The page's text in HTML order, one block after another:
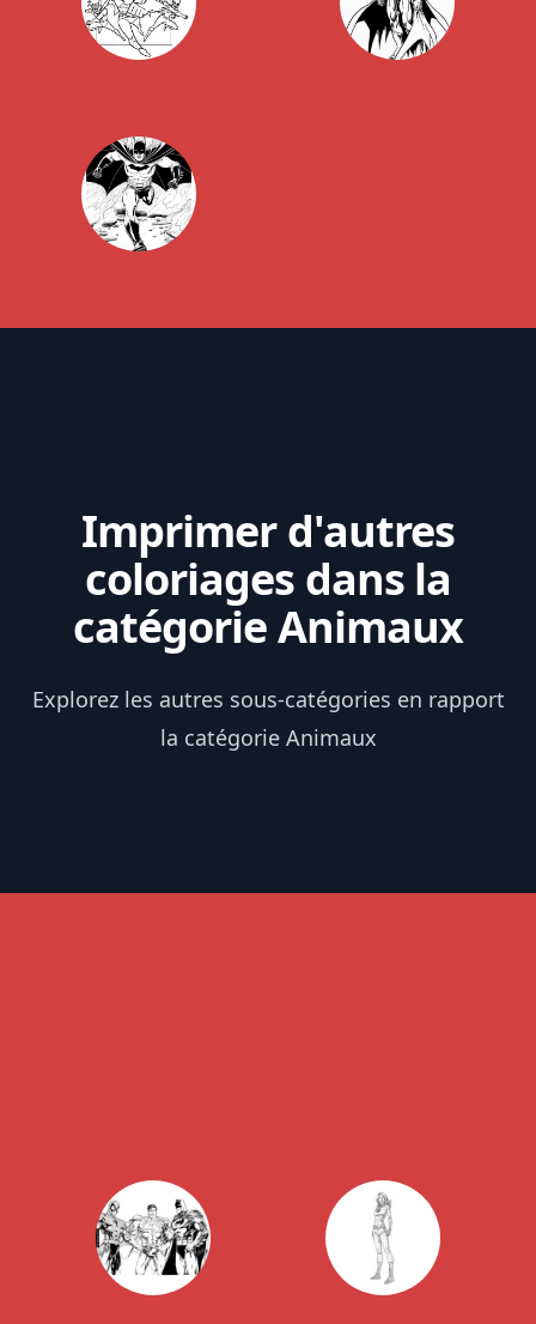
Imprimer d'autres
coloriages dans la
catégorie Animaux
Explorez les autres sous-catégories en rapport
la catégorie Animaux